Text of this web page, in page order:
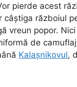
pierde acest
câștiga războiul
vreun popor.
de
Kalașnikovul,